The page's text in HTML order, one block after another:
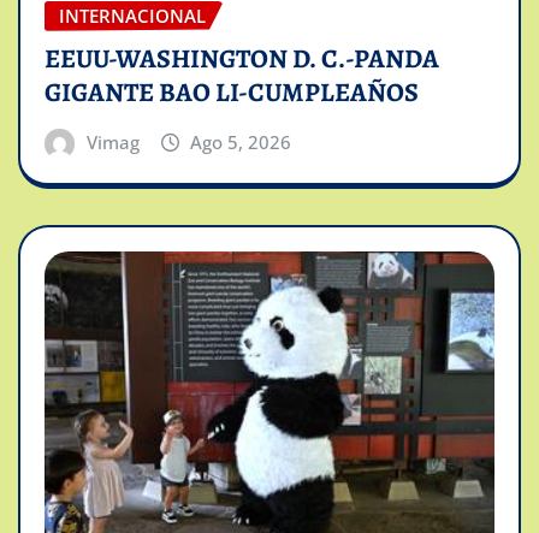
INTERNACIONAL
EEUU-WASHINGTON D. C.-PANDA
GIGANTE BAO LI-CUMPLEAÑOS
Vimag Ago 5, 2026